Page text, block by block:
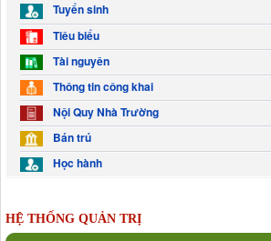
Tuyển sinh
Tiêu biểu
Tài nguyên
Thông tin công khai
Nội Quy Nhà Trường
Bán trú
Học hành
HỆ THỐNG QUẢN TRỊ